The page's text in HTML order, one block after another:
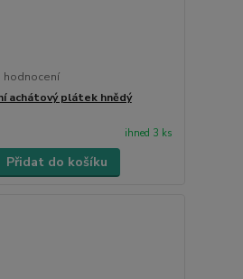
hodnocení
achátový plátek hnědý
ihned 3 ks
Přidat do košíku